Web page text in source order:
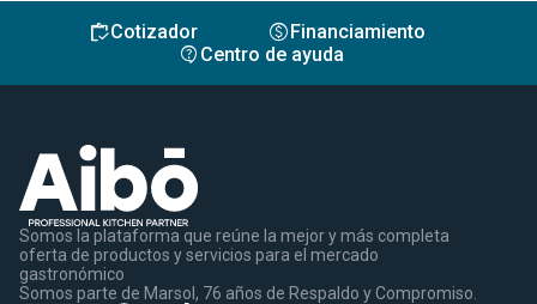
inventoryCotizador monetization_onFinanciamiento
contact_support Centro de ayuda
Somos la plataforma que reúne la mejor y más completa
oferta de productos y servicios para el mercado
gastronómico
Somos parte de Marsol, 76 años de Respaldo y Compromiso.